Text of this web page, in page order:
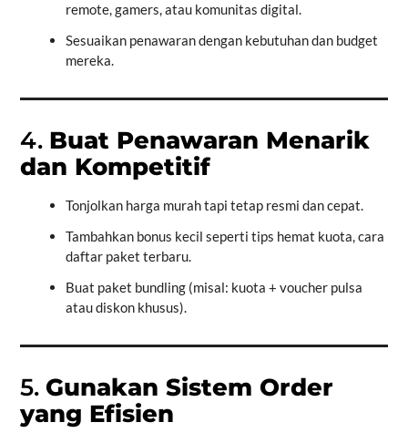
remote, gamers, atau komunitas digital.
Sesuaikan penawaran dengan kebutuhan dan budget
mereka.
4. Buat Penawaran Menarik
dan Kompetitif
Tonjolkan harga murah tapi tetap resmi dan cepat.
Tambahkan bonus kecil seperti tips hemat kuota, cara
daftar paket terbaru.
Buat paket bundling (misal: kuota + voucher pulsa
atau diskon khusus).
5. Gunakan Sistem Order
yang Efisien